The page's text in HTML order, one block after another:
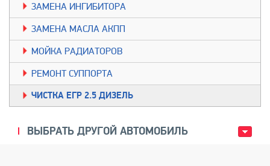
ЗАМЕНА ИНГИБИТОРА
ЗАМЕНА МАСЛА АКПП
МОЙКА РАДИАТОРОВ
РЕМОНТ СУППОРТА
ЧИСТКА ЕГР 2.5 ДИЗЕЛЬ
ВЫБРАТЬ ДРУГОЙ АВТОМОБИЛЬ